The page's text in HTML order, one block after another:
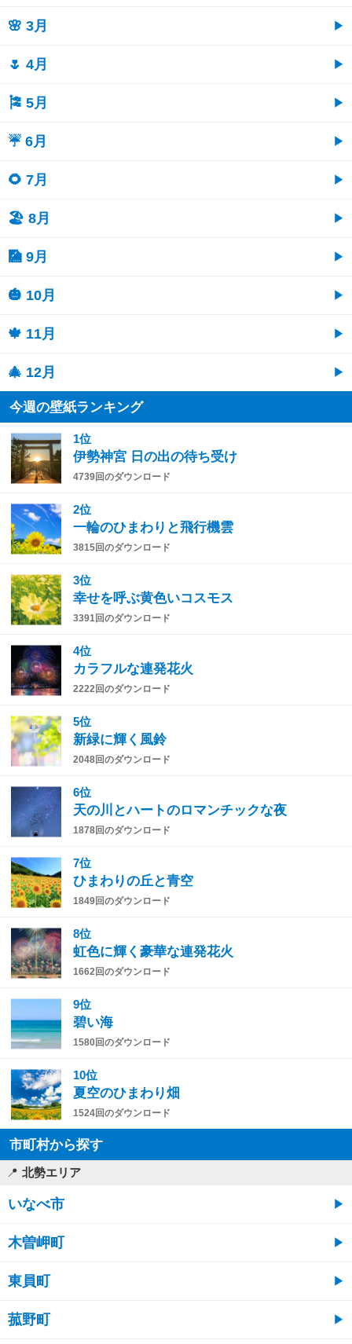
🌸 3月
🌷 4月
🎏 5月
☔ 6月
🌻 7月
🏖 8月
🎑 9月
🎃 10月
🍁 11月
🎄 12月
今週の壁紙ランキング
1位
伊勢神宮 日の出の待ち受け
4739回のダウンロード
2位
一輪のひまわりと飛行機雲
3815回のダウンロード
3位
幸せを呼ぶ黄色いコスモス
3391回のダウンロード
4位
カラフルな連発花火
2222回のダウンロード
5位
新緑に輝く風鈴
2048回のダウンロード
6位
天の川とハートのロマンチックな夜
1878回のダウンロード
7位
ひまわりの丘と青空
1849回のダウンロード
8位
虹色に輝く豪華な連発花火
1662回のダウンロード
9位
碧い海
1580回のダウンロード
10位
夏空のひまわり畑
1524回のダウンロード
市町村から探す
北勢エリア
いなべ市
木曽岬町
東員町
菰野町